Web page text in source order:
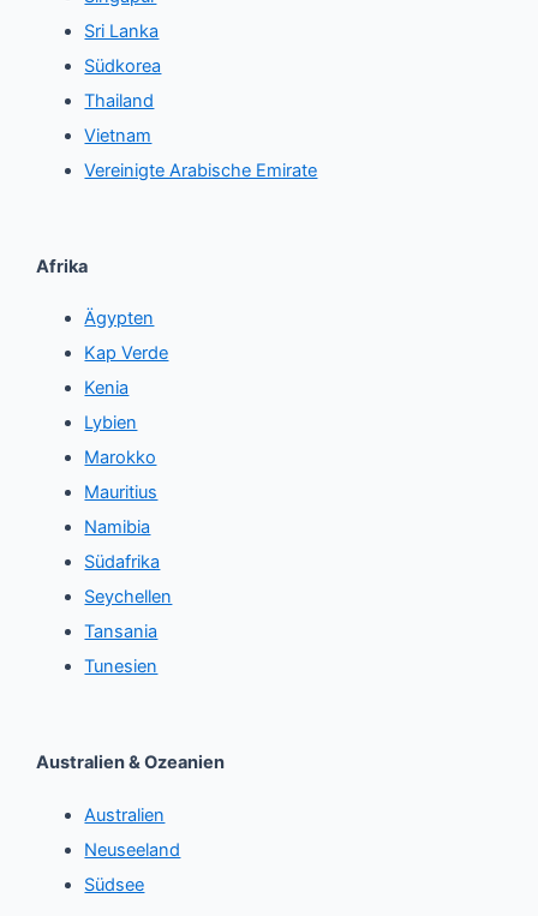
Sri Lanka
Südkorea
Thailand
Vietnam
Vereinigte Arabische Emirate
Afrika
Ägypten
Kap Verde
Kenia
Lybien
Marokko
Mauritius
Namibia
Südafrika
Seychellen
Tansania
Tunesien
Australien & Ozeanien
Australien
Neuseeland
Südsee